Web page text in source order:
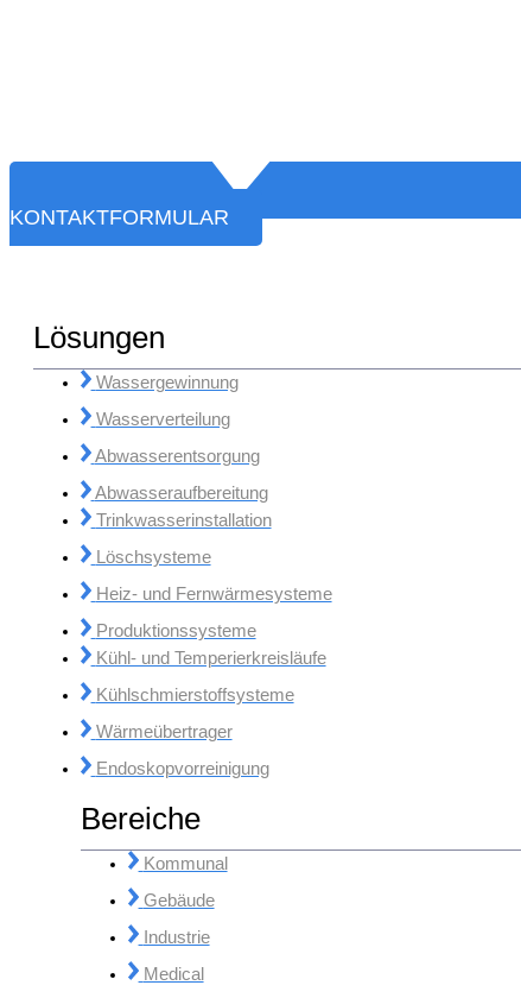
KONTAKTFORMULAR
Lösungen
Wassergewinnung
Wasserverteilung
Abwasserentsorgung
Abwasseraufbereitung
Trinkwasserinstallation
Löschsysteme
Heiz- und Fernwärmesysteme
Produktionssysteme
Kühl- und Temperierkreisläufe
Kühlschmierstoffsysteme
Wärmeübertrager
Endoskopvorreinigung
Bereiche
Kommunal
Gebäude
Industrie
Medical